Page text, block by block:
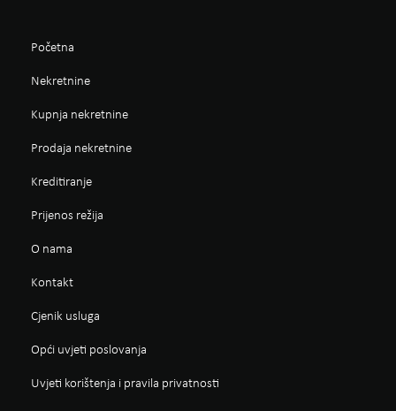
Početna
Nekretnine
Kupnja nekretnine
Prodaja nekretnine
Kreditiranje
Prijenos režija
O nama
Kontakt
Cjenik usluga
Opći uvjeti poslovanja
Uvjeti korištenja i pravila privatnosti